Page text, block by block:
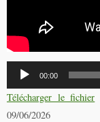
Lecteur
audio
00:00
Télécharger le fichier
09/06/2026